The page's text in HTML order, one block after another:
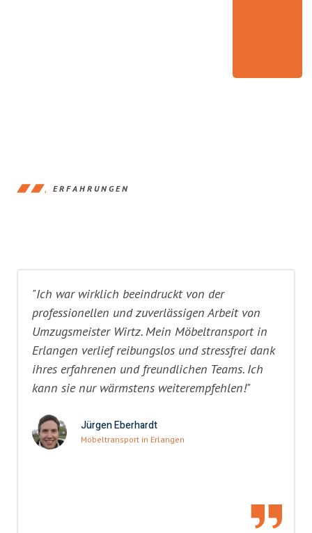
ERFAHRUNGEN
"Ich war wirklich beeindruckt von der
professionellen und zuverlässigen Arbeit von
Umzugsmeister Wirtz. Mein Möbeltransport in
Erlangen verlief reibungslos und stressfrei dank
ihres erfahrenen und freundlichen Teams. Ich
kann sie nur wärmstens weiterempfehlen!"
Jürgen Eberhardt
Möbeltransport in Erlangen